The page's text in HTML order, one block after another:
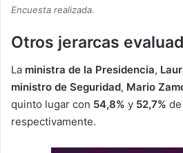
Encuesta realizada.
Otros jerarcas
La ministra de la Presidencia,
ministro de Seguridad, Mario
quinto lugar con 54,8% y 52,7%
respectivamente.